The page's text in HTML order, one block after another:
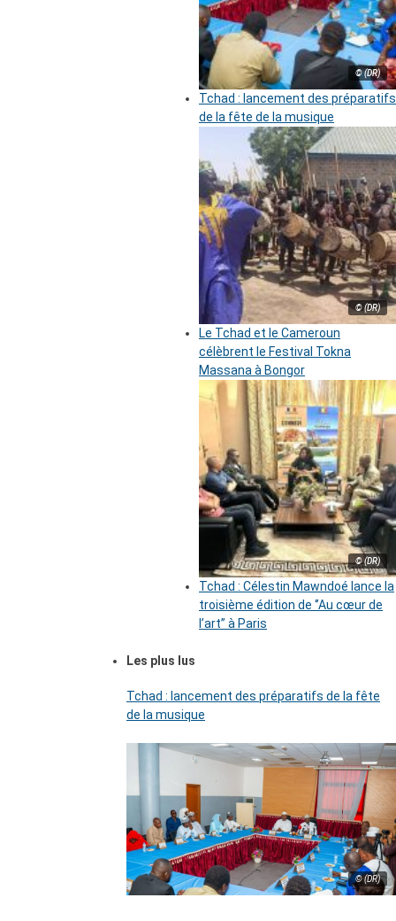
© (DR)
Tchad : lancement des préparatifs
de la fête de la musique
© (DR)
Le Tchad et le Cameroun
célèbrent le Festival Tokna
Massana à Bongor
© (DR)
Tchad : Célestin Mawndoé lance la
troisième édition de ‘’Au cœur de
l’art’’ à Paris
Les plus lus
Tchad : lancement des préparatifs de la fête
de la musique
© (DR)